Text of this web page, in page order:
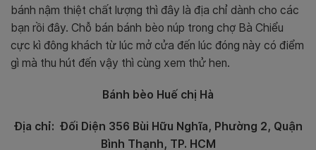
bánh nậm thiệt chất lượng thì đây là địa chỉ dành cho các
bạn rồi đây. Chỗ bán bánh bèo núp trong chợ Bà Chiểu
cực kì đông khách từ lúc mở cửa đến lúc đóng này có điểm
gì mà thu hút đến vậy thì cùng xem thử hen.
Bánh bèo Huế chị Hà
Địa chỉ: Đối Diện 356 Bùi Hữu Nghĩa, Phường 2, Quận
Bình Thạnh, TP. HCM